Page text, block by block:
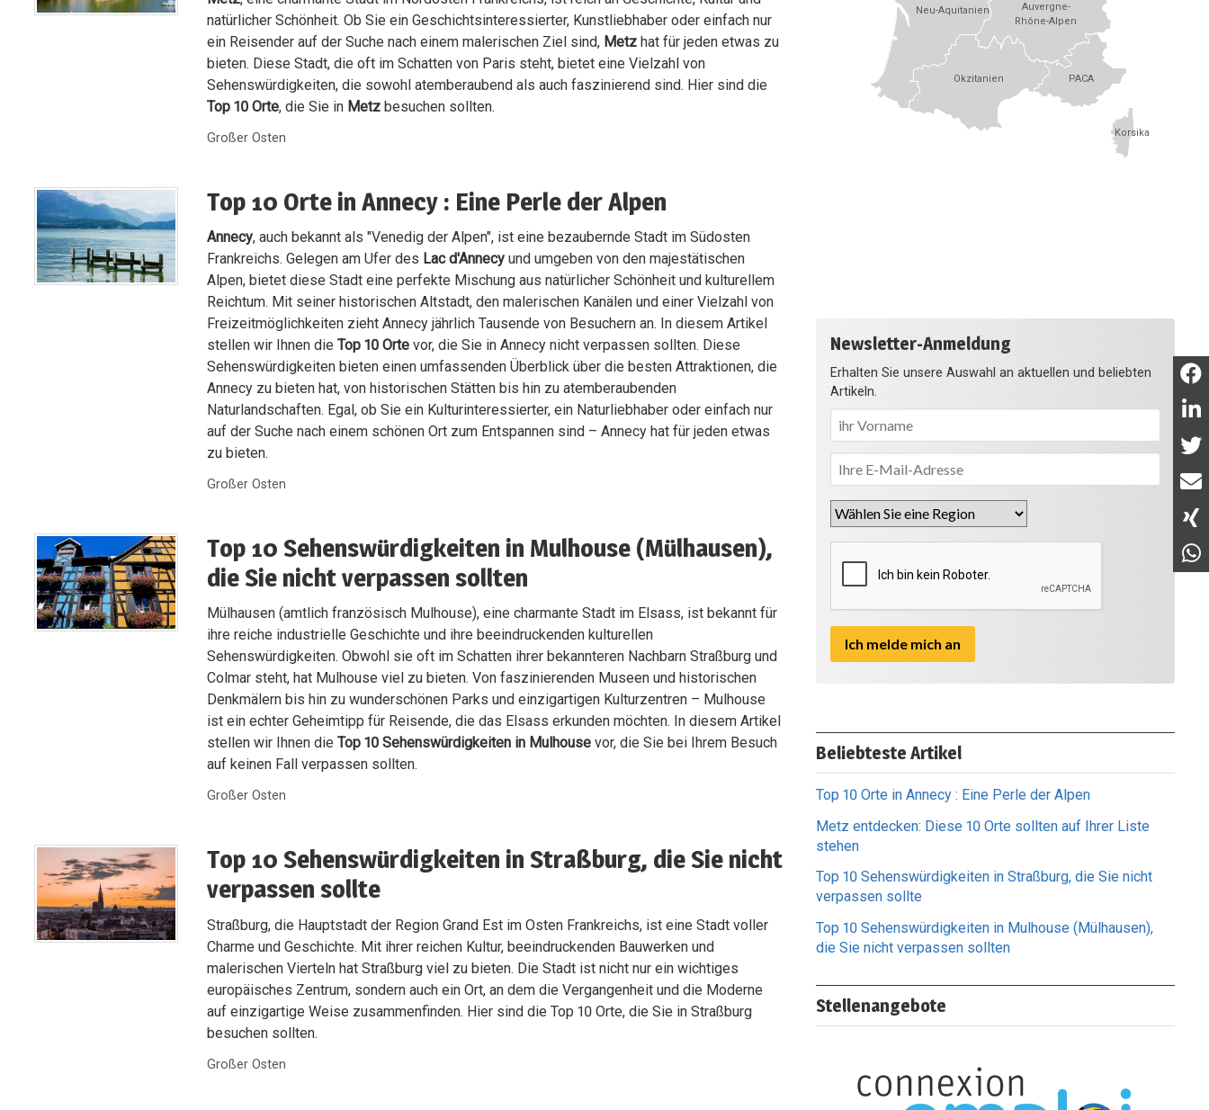
natürlicher Schönheit. Ob Sie ein Geschichtsinteressierter, Kunstliebhaber oder einfach nur
ein Reisender auf der Suche nach einem malerischen Ziel sind, Metz hat für jeden etwas zu
bieten. Diese Stadt, die oft im Schatten von Paris steht, bietet eine Vielzahl von
Sehenswürdigkeiten, die sowohl atemberaubend als auch faszinierend sind. Hier sind die
Top 10 Orte, die Sie in Metz besuchen sollten.
Großer Osten
Top 10 Orte in Annecy : Eine Perle der Alpen
Annecy, auch bekannt als "Venedig der Alpen", ist eine bezaubernde Stadt im Südosten
Frankreichs. Gelegen am Ufer des Lac d'Annecy und umgeben von den majestätischen
Alpen, bietet diese Stadt eine perfekte Mischung aus natürlicher Schönheit und kulturellem
Reichtum. Mit seiner historischen Altstadt, den malerischen Kanälen und einer Vielzahl von
Freizeitmöglichkeiten zieht Annecy jährlich Tausende von Besuchern an. In diesem Artikel
stellen wir Ihnen dieTop 10 Orte vor, die Sie in Annecy nicht verpassen sollten. Diese
Sehenswürdigkeiten bieten einen umfassenden Überblick über die besten Attraktionen, die
Annecy zu bieten hat, von historischen Stätten bis hin zu atemberaubenden
Naturlandschaften. Egal, ob Sie ein Kulturinteressierter, ein Naturliebhaber oder einfach nur
auf der Suche nach einem schönen Ort zum Entspannen sind – Annecy hat für jeden etwas
zu bieten.
Großer Osten
Top 10 Sehenswürdigkeiten in Mulhouse (Mülhausen),
die Sie nicht verpassen sollten
Mülhausen (amtlich französisch Mulhouse), eine charmante Stadt im Elsass, ist bekannt für
ihre reiche industrielle Geschichte und ihre beeindruckenden kulturellen
Sehenswürdigkeiten. Obwohl sie oft im Schatten ihrer bekannteren Nachbarn Straßburg und
Colmar steht, hat Mulhouse viel zu bieten. Von faszinierenden Museen und historischen
Denkmälern bis hin zu wunderschönen Parks und einzigartigen Kulturzentren – Mulhouse
ist ein echter Geheimtipp für Reisende, die das Elsass erkunden möchten. In diesem Artikel
stellen wir Ihnen dieTop 10 Sehenswürdigkeiten in Mulhouse vor, die Sie bei Ihrem Besuch
auf keinen Fall verpassen sollten.
Großer Osten
Top 10 Sehenswürdigkeiten in Straßburg, die Sie nicht
verpassen sollte
Straßburg, die Hauptstadt der Region Grand Est im Osten Frankreichs, ist eine Stadt voller
Charme und Geschichte. Mit ihrer reichen Kultur, beeindruckenden Bauwerken und
malerischen Vierteln hat Straßburg viel zu bieten. Die Stadt ist nicht nur ein wichtiges
europäisches Zentrum, sondern auch ein Ort, an dem die Vergangenheit und die Moderne
auf einzigartige Weise zusammenfinden. Hier sind die Top 10 Orte, die Sie in Straßburg
besuchen sollten.
Großer Osten
Neu-Aquitanien
Okzitanien
Korsika
PACA
Auvergne-
Rhône-Alpen
Newsletter-Anmeldung
Erhalten Sie unsere Auswahl an aktuellen und beliebten
Artikeln.
Beliebteste Artikel
Top 10 Orte in Annecy : Eine Perle der Alpen
Metz entdecken: Diese 10 Orte sollten auf Ihrer Liste
stehen
Top 10 Sehenswürdigkeiten in Straßburg, die Sie nicht
verpassen sollte
Top 10 Sehenswürdigkeiten in Mulhouse (Mülhausen),
die Sie nicht verpassen sollten
Stellenangebote